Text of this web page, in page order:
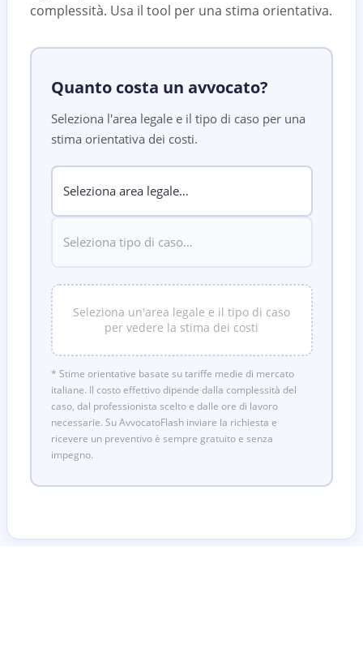
complessità. Usa il tool per una stima orientativa.
Quanto costa un avvocato?
Seleziona l'area legale e il tipo di caso per una
stima orientativa dei costi.
Seleziona un'area legale e il tipo di caso
per vedere la stima dei costi
* Stime orientative basate su tariffe medie di mercato
italiane. Il costo effettivo dipende dalla complessità del
caso, dal professionista scelto e dalle ore di lavoro
necessarie. Su AvvocatoFlash inviare la richiesta e
ricevere un preventivo è sempre gratuito e senza
impegno.